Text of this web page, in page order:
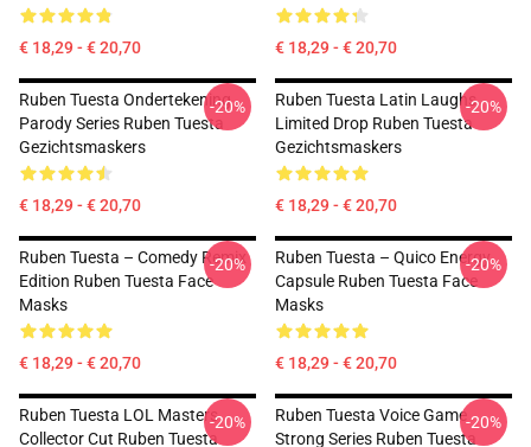
€ 18,29 - € 20,70 € 18,29 - € 20,70
Ruben Tuesta Ondertekening
Parody Series Ruben Tuesta
Gezichtsmaskers
€ 18,29 - € 20,70
-20%
Ruben Tuesta Latin Laughs
Limited Drop Ruben Tuesta
Gezichtsmaskers
€ 18,29 - € 20,70
-20%
Ruben Tuesta – Comedy Remix
Edition Ruben Tuesta Face
Masks
€ 18,29 - € 20,70
-20%
Ruben Tuesta – Quico Energy
Capsule Ruben Tuesta Face
Masks
€ 18,29 - € 20,70
-20%
Ruben Tuesta LOL Masters
Collector Cut Ruben Tuesta
-20%
Ruben Tuesta Voice Game
Strong Series Ruben Tuesta
-20%